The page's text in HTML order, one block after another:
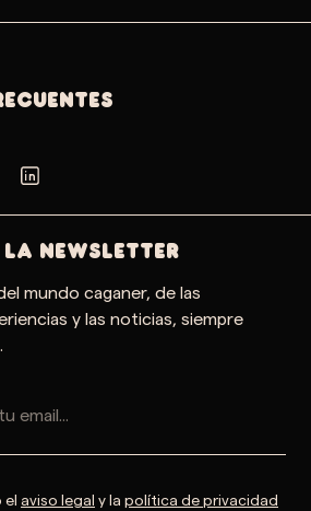
LA NEWSLETTER
mundo caganer, de las
y las noticias, siempre
el aviso legal y la política de privacidad